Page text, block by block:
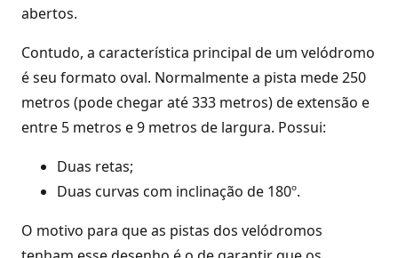
abertos.
Contudo, a característica principal de um velódromo
é seu formato oval. Normalmente a pista mede 250
metros (pode chegar até 333 metros) de extensão e
entre 5 metros e 9 metros de largura. Possui:
Duas retas;
Duas curvas com inclinação de 180º.
O motivo para que as pistas dos velódromos